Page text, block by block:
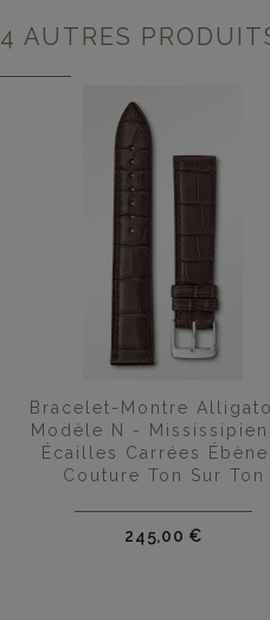
4 AUTRES
Bracelet-Montre
Modèle N -
Écailles Carrées
Couture Ton Sur Ton
Prix
245,00 €
Aperçu rapide